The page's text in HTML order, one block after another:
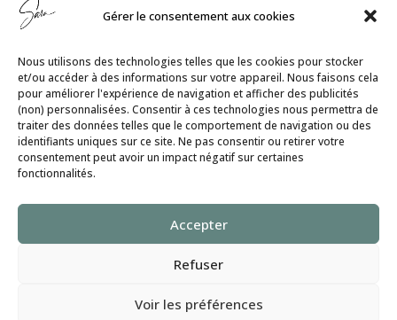
Gérer le consentement aux cookies
Nous utilisons des technologies telles que les cookies pour stocker
et/ou accéder à des informations sur votre appareil. Nous faisons cela
pour améliorer l'expérience de navigation et afficher des publicités
(non) personnalisées. Consentir à ces technologies nous permettra de
traiter des données telles que le comportement de navigation ou des
identifiants uniques sur ce site. Ne pas consentir ou retirer votre
consentement peut avoir un impact négatif sur certaines
fonctionnalités.
Accepter
Refuser
Voir les préférences
Politique de Cookies│Politique de
Confidentialité
SaraGilbert.CoachTous droits réservés ©